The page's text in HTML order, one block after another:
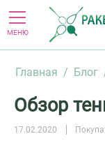
МЕНЮ
Главная / Блог
Обзор
17.02.2020